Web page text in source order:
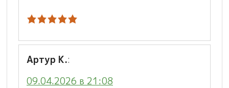
Артур К.:
09.04.2026 в 21:08